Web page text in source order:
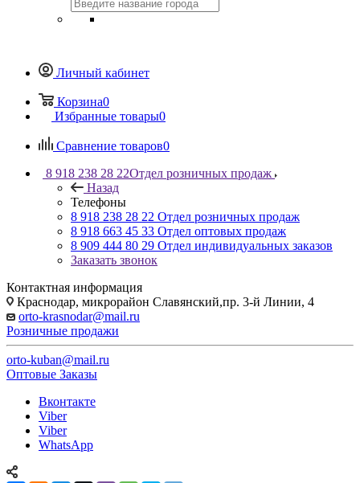
Личный кабинет
Корзина0
Избранные товары0
Сравнение товаров0
8 918 238 28 22Отдел розничных продаж
Назад
Телефоны
8 918 238 28 22 Отдел розничных продаж
8 918 663 45 33 Отдел оптовых продаж
8 909 444 80 29 Отдел индивидуальных заказов
Заказать звонок
Контактная информация
Краснодар, микрорайон Славянский,пр. 3-й Линии, 4
orto-krasnodar@mail.ru
Розничные продажи
orto-kuban@mail.ru
Оптовые Заказы
Вконтакте
Viber
Viber
WhatsApp